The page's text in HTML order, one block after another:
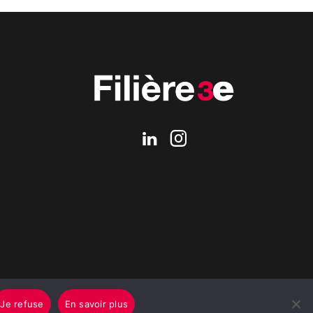
Je refuse En savoir plus